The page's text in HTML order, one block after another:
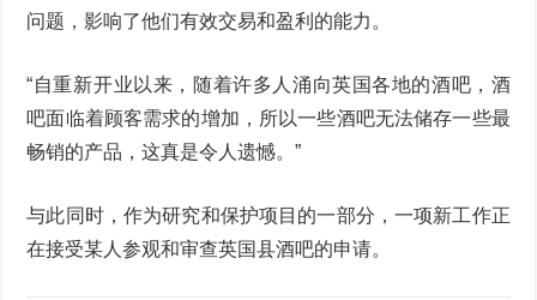
问题，影响了他们有效交易和盈利的能力。
“自重新开​​业以来，随着许多人涌向英国各地的酒吧，酒
吧面临着顾客需求的增加，所以一些酒吧无法储存一些最
畅销的产品，这真是令人遗憾。”
与此同时，作为研究和保护项目的一部分，一项新工作正
在接受某人参观和审查英国县酒吧的申请。